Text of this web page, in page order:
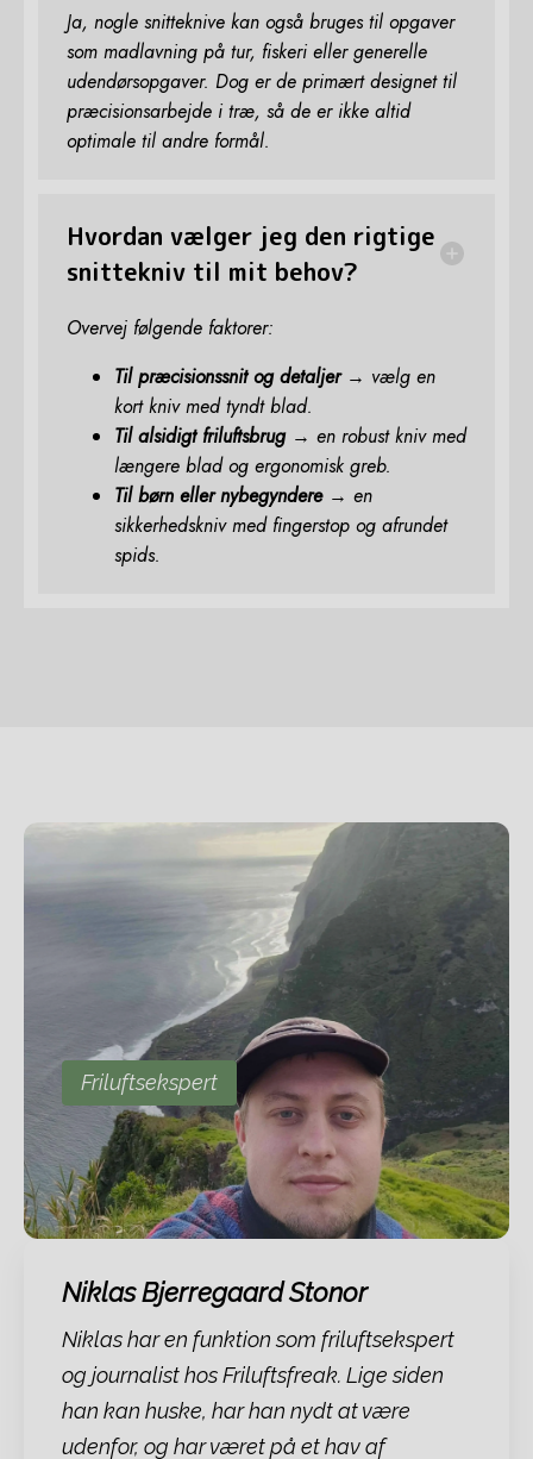
Ja, nogle snitteknive kan også bruges til opgaver
som madlavning på tur, fiskeri eller generelle
udendørsopgaver. Dog er de primært designet til
præcisionsarbejde i træ, så de er ikke altid
optimale til andre formål.
Hvordan vælger jeg den rigtige
snittekniv til mit behov?
Overvej følgende faktorer:
Til præcisionssnit og detaljer→ vælg en
kort kniv med tyndt blad.
Til alsidigt friluftsbrug→ en robust kniv med
længere blad og ergonomisk greb.
Til børn eller nybegyndere→ en
sikkerhedskniv med fingerstop og afrundet
spids.
Friluftsekspert
Niklas Bjerregaard Stonor
Niklas har en funktion som friluftsekspert
og journalist hos Friluftsfreak. Lige siden
han kan huske, har han nydt at være
udenfor, og har været på et hav af